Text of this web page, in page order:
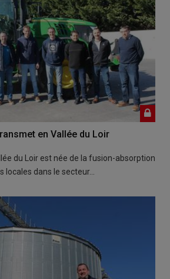
en Vallée du Loir
du Loir est née de la fusion-absorption
locales dans le secteur…